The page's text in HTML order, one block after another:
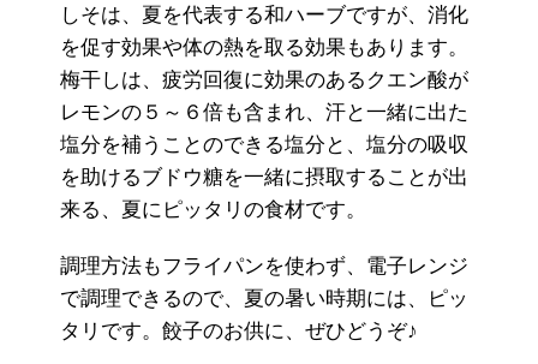
しそは、夏を代表する和ハーブですが、消化
を促す効果や体の熱を取る効果もあります。
梅干しは、疲労回復に効果のあるクエン酸が
レモンの５～６倍も含まれ、汗と一緒に出た
塩分を補うことのできる塩分と、塩分の吸収
を助けるブドウ糖を一緒に摂取することが出
来る、夏にピッタリの食材です。
調理方法もフライパンを使わず、電子レンジ
で調理できるので、夏の暑い時期には、ピッ
タリです。餃子のお供に、ぜひどうぞ♪